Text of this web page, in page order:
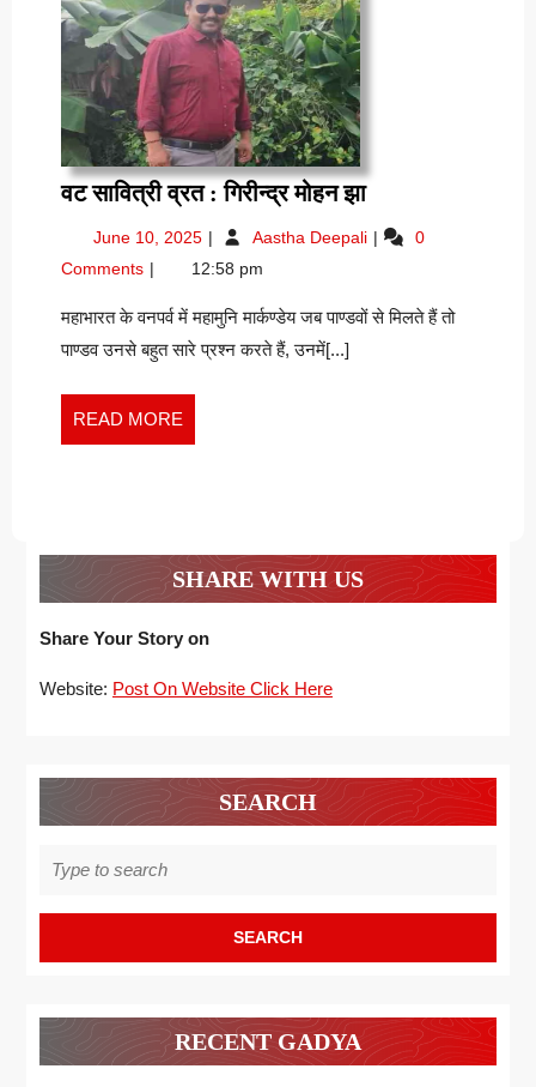
वट सावित्री व्रत : गिरीन्द्र मोहन झावट
व्रत
गिरीन्द्र
June 10, 2025 June
2025
Aastha Deepali वट
0
Comments
12:58 pm
महाभारत के वनपर्व में महामुनि मार्कण्डेय जब पाण्डवों से मिलते हैं तो
पाण्डव उनसे बहुत सारे प्रश्न करते हैं, उनमें[...]
READ MORE
MORE
SHARE WITH US
Share Your Story on
Website: Post On Website Click Here
SEARCH
for:
RECENT GADYA